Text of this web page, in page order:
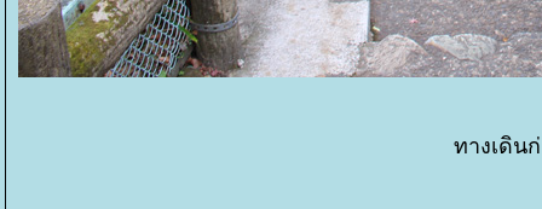
ทางเดิน